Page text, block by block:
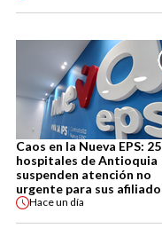
Caos en la Nueva EPS: 25
hospitales de Antioquia
suspenden atención no
urgente para sus
Haceun día